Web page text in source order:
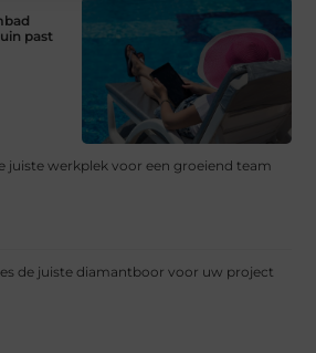
past
juiste werkplek voor een groeiend team
de juiste diamantboor voor uw project